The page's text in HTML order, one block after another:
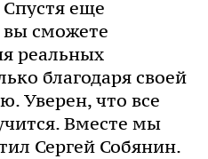
еще
вы сможете
реальных
благодаря своей
Уверен, что все
Вместе мы
Сергей Собянин.